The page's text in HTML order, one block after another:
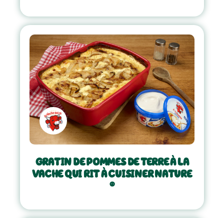
GRATIN DE POMMES DE TERRE À LA
VACHE QUI RIT À CUISINER NATURE
®